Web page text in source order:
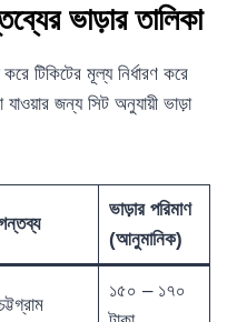
ভাড়ার তালিকা
টিকিটের মূল্য নির্ধারণ করে
যাওয়ার জন্য সিট অনুযায়ী ভাড়া
ভাড়ার পরিমাণ
(আনুমানিক)
১৫০ – ১৭০